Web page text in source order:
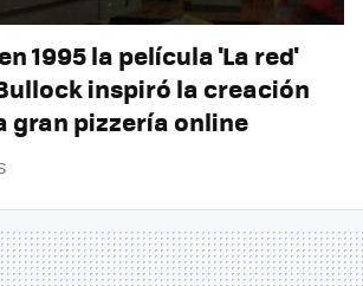
1995 la película 'La red'
inspiró la creación
gran pizzería online